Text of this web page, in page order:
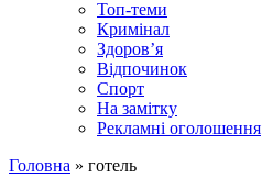
Топ-теми
Кримінал
Здоров’я
Відпочинок
Спорт
На замітку
Рекламні оголошення
Головна » готель